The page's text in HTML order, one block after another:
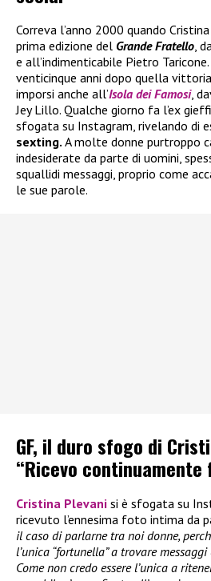
Correva l’anno 2000 quando
prima edizione del Grande Fratello ,
e all’indimenticabile Pietro
venticinque anni dopo quella
imporsi anche all’Isola dei Famosi,
Jey Lillo. Qualche giorno fa l’ex
sfogata su Instagram, rivelando di
sexting. A molte donne purtroppo
indesiderate da parte di uomini,
squallidi messaggi, proprio come
le sue parole.
GF, il duro sfogo di
“Ricevo
Cristina Plevani si è sfogata su
ricevuto l’ennesima foto intima da
il caso di parlarne tra noi donne,
l’unica “fortunella” a trovare
Come non credo essere l’unica a